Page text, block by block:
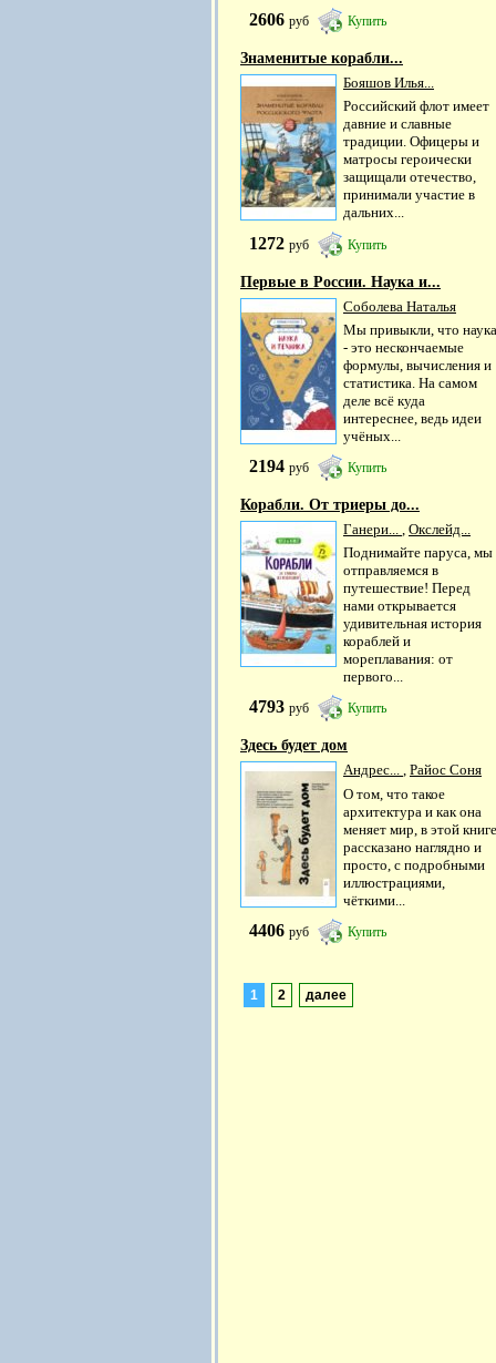
2606 руб Купить
Знаменитые корабли...
Бояшов Илья...
Российский флот имеет
давние и славные
традиции. Офицеры и
матросы героически
защищали отечество,
принимали участие в
дальних...
1272 руб Купить
Первые в России. Наука и...
Соболева Наталья
Мы привыкли, что наука
- это нескончаемые
формулы, вычисления и
статистика. На самом
деле всё куда
интереснее, ведь идеи
учёных...
2194 руб Купить
Корабли. От триеры до...
Ганери... , Окслейд...
Поднимайте паруса, мы
отправляемся в
путешествие! Перед
нами открывается
удивительная история
кораблей и
мореплавания: от
первого...
4793 руб Купить
Здесь будет дом
Андрес... , Райос Соня
О том, что такое
архитектура и как она
меняет мир, в этой книге
рассказано наглядно и
просто, с подробными
иллюстрациями,
чёткими...
4406 руб Купить
1 2 далее